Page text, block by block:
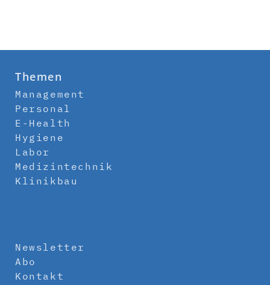
Themen
Management
Personal
E-Health
Hygiene
Labor
Medizintechnik
Klinikbau
Newsletter
Abo
Kontakt